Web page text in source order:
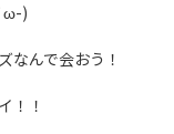
)
なんで会おう！
！！